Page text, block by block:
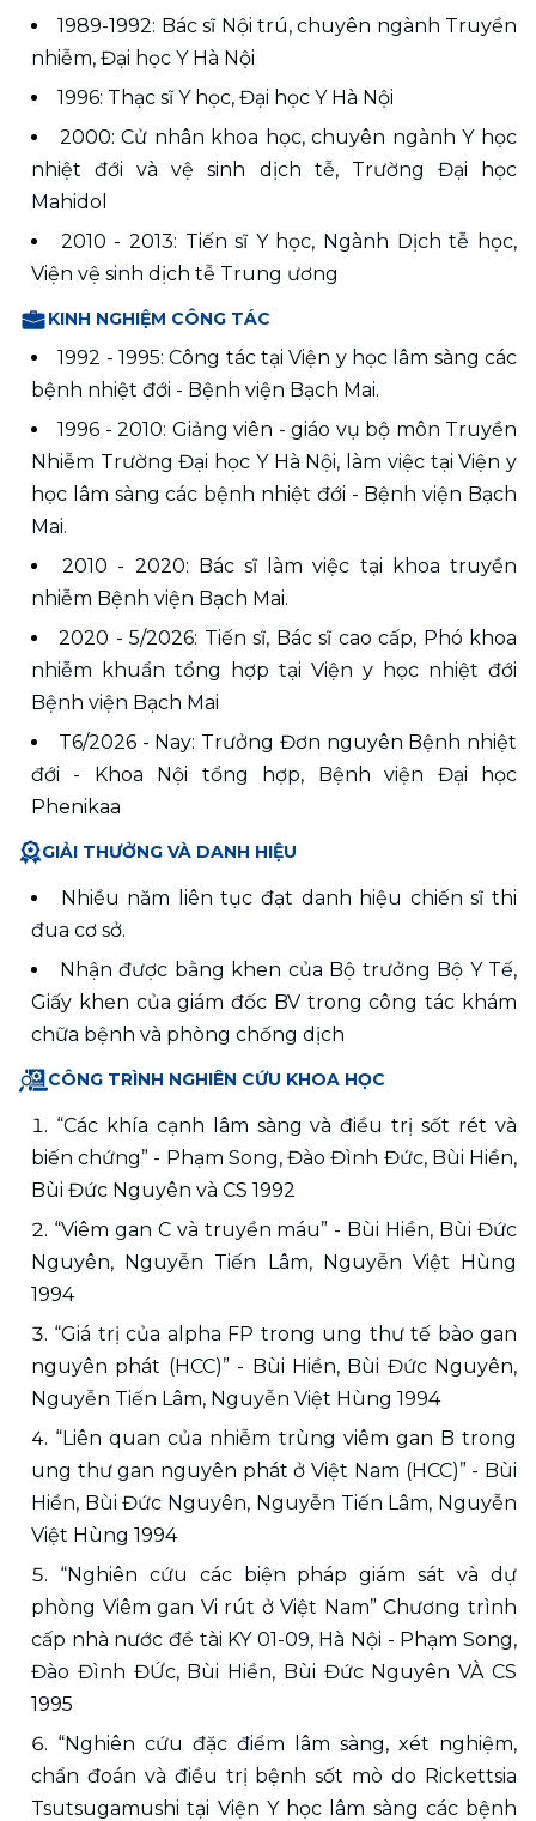
1989-1992: Bác sĩ Nội trú, chuyên ngành Truyền
nhiễm, Đại học Y Hà Nội
1996: Thạc sĩ Y học, Đại học Y Hà Nội
2000: Cử nhân khoa học, chuyên ngành Y học
nhiệt đới và vệ sinh dịch tễ, Trường Đại học
Mahidol
2010 - 2013: Tiến sĩ Y học, Ngành Dịch tễ học,
Viện vệ sinh dịch tễ Trung ương
KINH NGHIỆM CÔNG TÁC
1992 - 1995: Công tác tại Viện y học lâm sàng các
bệnh nhiệt đới - Bệnh viện Bạch Mai.
1996 - 2010: Giảng viên - giáo vụ bộ môn Truyền
Nhiễm Trường Đại học Y Hà Nội, làm việc tại Viện y
học lâm sàng các bệnh nhiệt đới - Bệnh viện Bạch
Mai.
2010 - 2020: Bác sĩ làm việc tại khoa truyền
nhiễm Bệnh viện Bạch Mai.
2020 - 5/2026: Tiến sĩ, Bác sĩ cao cấp, Phó khoa
nhiễm khuẩn tổng hợp tại Viện y học nhiệt đới
Bệnh viện Bạch Mai
T6/2026 - Nay: Trưởng Đơn nguyên Bệnh nhiệt
đới - Khoa Nội tổng hợp, Bệnh viện Đại học
Phenikaa
GIẢI THƯỞNG VÀ DANH HIỆU
Nhiều năm liên tục đạt danh hiệu chiến sĩ thi
đua cơ sở.
Nhận được bằng khen của Bộ trưởng Bộ Y Tế,
Giấy khen của giám đốc BV trong công tác khám
chữa bệnh và phòng chống dịch
CÔNG TRÌNH NGHIÊN CỨU KHOA HỌC
“Các khía cạnh lâm sàng và điều trị sốt rét và
biến chứng” - Phạm Song, Đào Đình Đức, Bùi Hiền,
Bùi Đức Nguyên và CS 1992
“Viêm gan C và truyền máu” - Bùi Hiền, Bùi Đức
Nguyên, Nguyễn Tiến Lâm, Nguyễn Việt Hùng
1994
“Giá trị của alpha FP trong ung thư tế bào gan
nguyên phát (HCC)” - Bùi Hiền, Bùi Đức Nguyên,
Nguyễn Tiến Lâm, Nguyễn Việt Hùng 1994
“Liên quan của nhiễm trùng viêm gan B trong
ung thư gan nguyên phát ở Việt Nam (HCC)” - Bùi
Hiền, Bùi Đức Nguyên, Nguyễn Tiến Lâm, Nguyễn
Việt Hùng 1994
“Nghiên cứu các biện pháp giám sát và dự
phòng Viêm gan Vi rút ở Việt Nam” Chương trình
cấp nhà nước đề tài KY 01-09, Hà Nội - Phạm Song,
Đào Đình ĐỨc, Bùi Hiền, Bùi Đức Nguyên VÀ CS
1995
“Nghiên cứu đặc điểm lâm sàng, xét nghiệm,
chẩn đoán và điều trị bệnh sốt mò do Rickettsia
Tsutsugamushi tại Viện Y học lâm sàng các bệnh